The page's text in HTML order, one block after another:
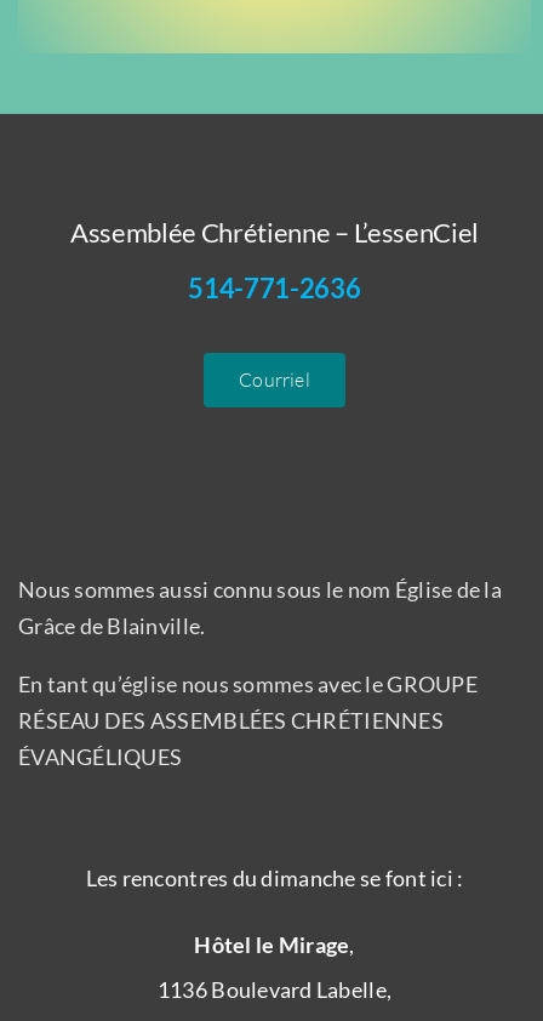
Assemblée Chrétienne – L’essenCiel
514-771-2636
Courriel
Nous sommes aussi connu sous le nom Église de la
Grâce de Blainville.
En tant qu’église nous sommes avec le GROUPE
RÉSEAU DES ASSEMBLÉES CHRÉTIENNES
ÉVANGÉLIQUES
Les rencontres du dimanche se font ici :
Hôtel le Mirage,
1136 Boulevard Labelle,